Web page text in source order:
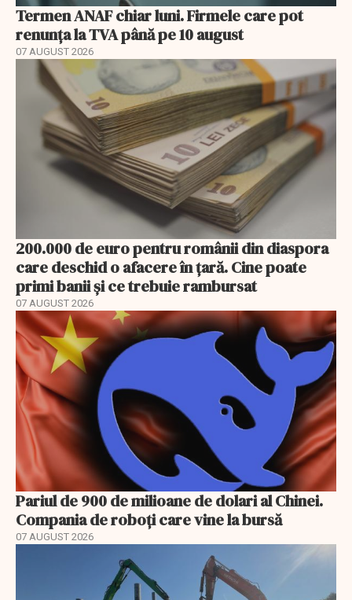
Termen ANAF chiar luni. Firmele care pot
renunța la TVA până pe 10 august
07 AUGUST 2026
200.000 de euro pentru românii din diaspora
care deschid o afacere în țară. Cine poate
primi banii și ce trebuie rambursat
07 AUGUST 2026
Pariul de 900 de milioane de dolari al Chinei.
Compania de roboți care vine la bursă
07 AUGUST 2026